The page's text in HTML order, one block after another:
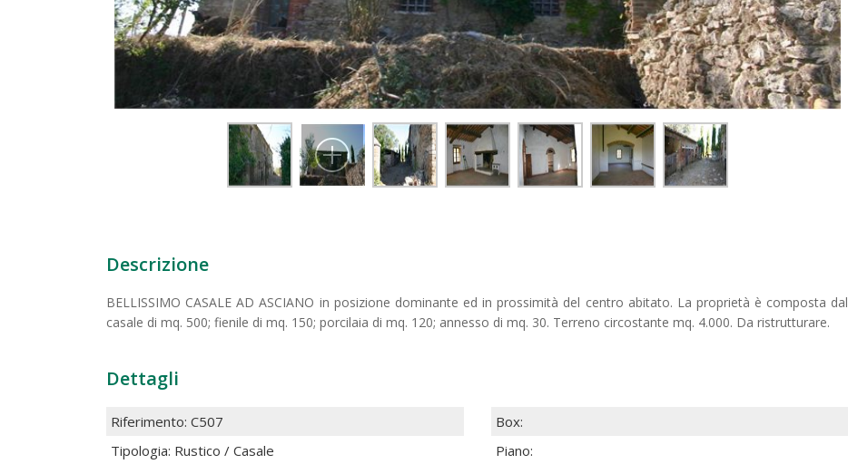
Descrizione
BELLISSIMO CASALE AD ASCIANO in posizione dominante ed in prossimità del centro abitato. La proprietà è composta dal
casale di mq. 500; fienile di mq. 150; porcilaia di mq. 120; annesso di mq. 30. Terreno circostante mq. 4.000. Da ristrutturare.
Dettagli
Riferimento: C507
Tipologia: Rustico / Casale
Box:
Piano: